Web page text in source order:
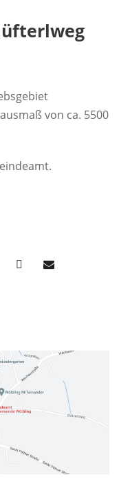
von ca. 5500